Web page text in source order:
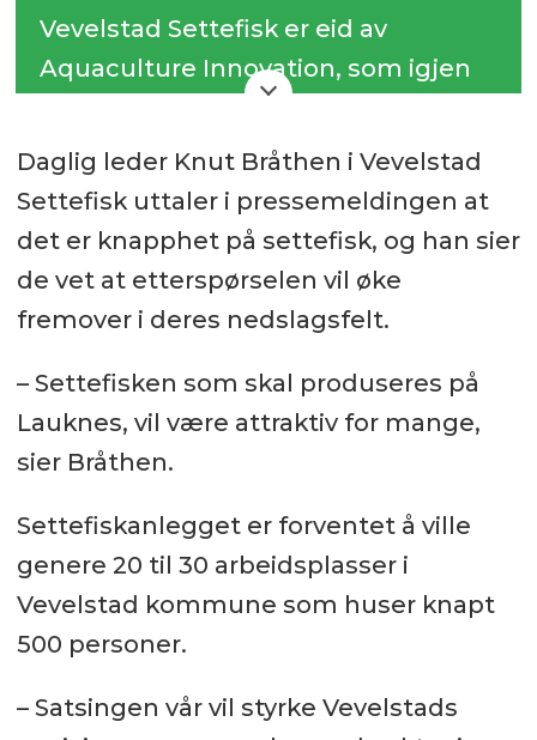
Vevelstad Settefisk er eid av
Aquaculture Innovation, som igjen
holder til på Toft i Brønnøysund.
De ønsker å bygge et
settefiskanlegg som kan produsere
opp til 20 millioner smolt i størrelser
fra 150 gram til ett kilo.
Daglig leder Knut Bråthen i Vevelstad
Settefisk uttaler i pressemeldingen at
det er knapphet på settefisk, og han sier
de vet at etterspørselen vil øke
fremover i deres nedslagsfelt.
– Settefisken som skal produseres på
Lauknes, vil være attraktiv for mange,
sier Bråthen.
Settefiskanlegget er forventet å ville
genere 20 til 30 arbeidsplasser i
Vevelstad kommune som huser knapt
500 personer.
– Satsingen vår vil styrke Vevelstads